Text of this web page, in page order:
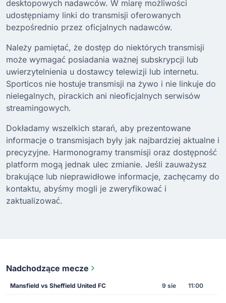
desktopowych nadawców. W miarę możliwości
udostępniamy linki do transmisji oferowanych
bezpośrednio przez oficjalnych nadawców.
Należy pamiętać, że dostęp do niektórych transmisji
może wymagać posiadania ważnej subskrypcji lub
uwierzytelnienia u dostawcy telewizji lub internetu.
Sporticos nie hostuje transmisji na żywo i nie linkuje do
nielegalnych, pirackich ani nieoficjalnych serwisów
streamingowych.
Dokładamy wszelkich starań, aby prezentowane
informacje o transmisjach były jak najbardziej aktualne i
precyzyjne. Harmonogramy transmisji oraz dostępność
platform mogą jednak ulec zmianie. Jeśli zauważysz
brakujące lub nieprawidłowe informacje, zachęcamy do
kontaktu, abyśmy mogli je zweryfikować i
zaktualizować.
Nadchodzące mecze
Mansfield vs Sheffield United FC 9 sie 11:00